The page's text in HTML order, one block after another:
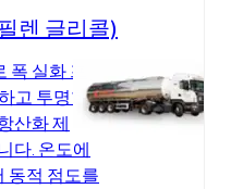
렌 글리콜)
폭 실화 프
고 투명한
산화 제
다. 온도에
동적 점도를